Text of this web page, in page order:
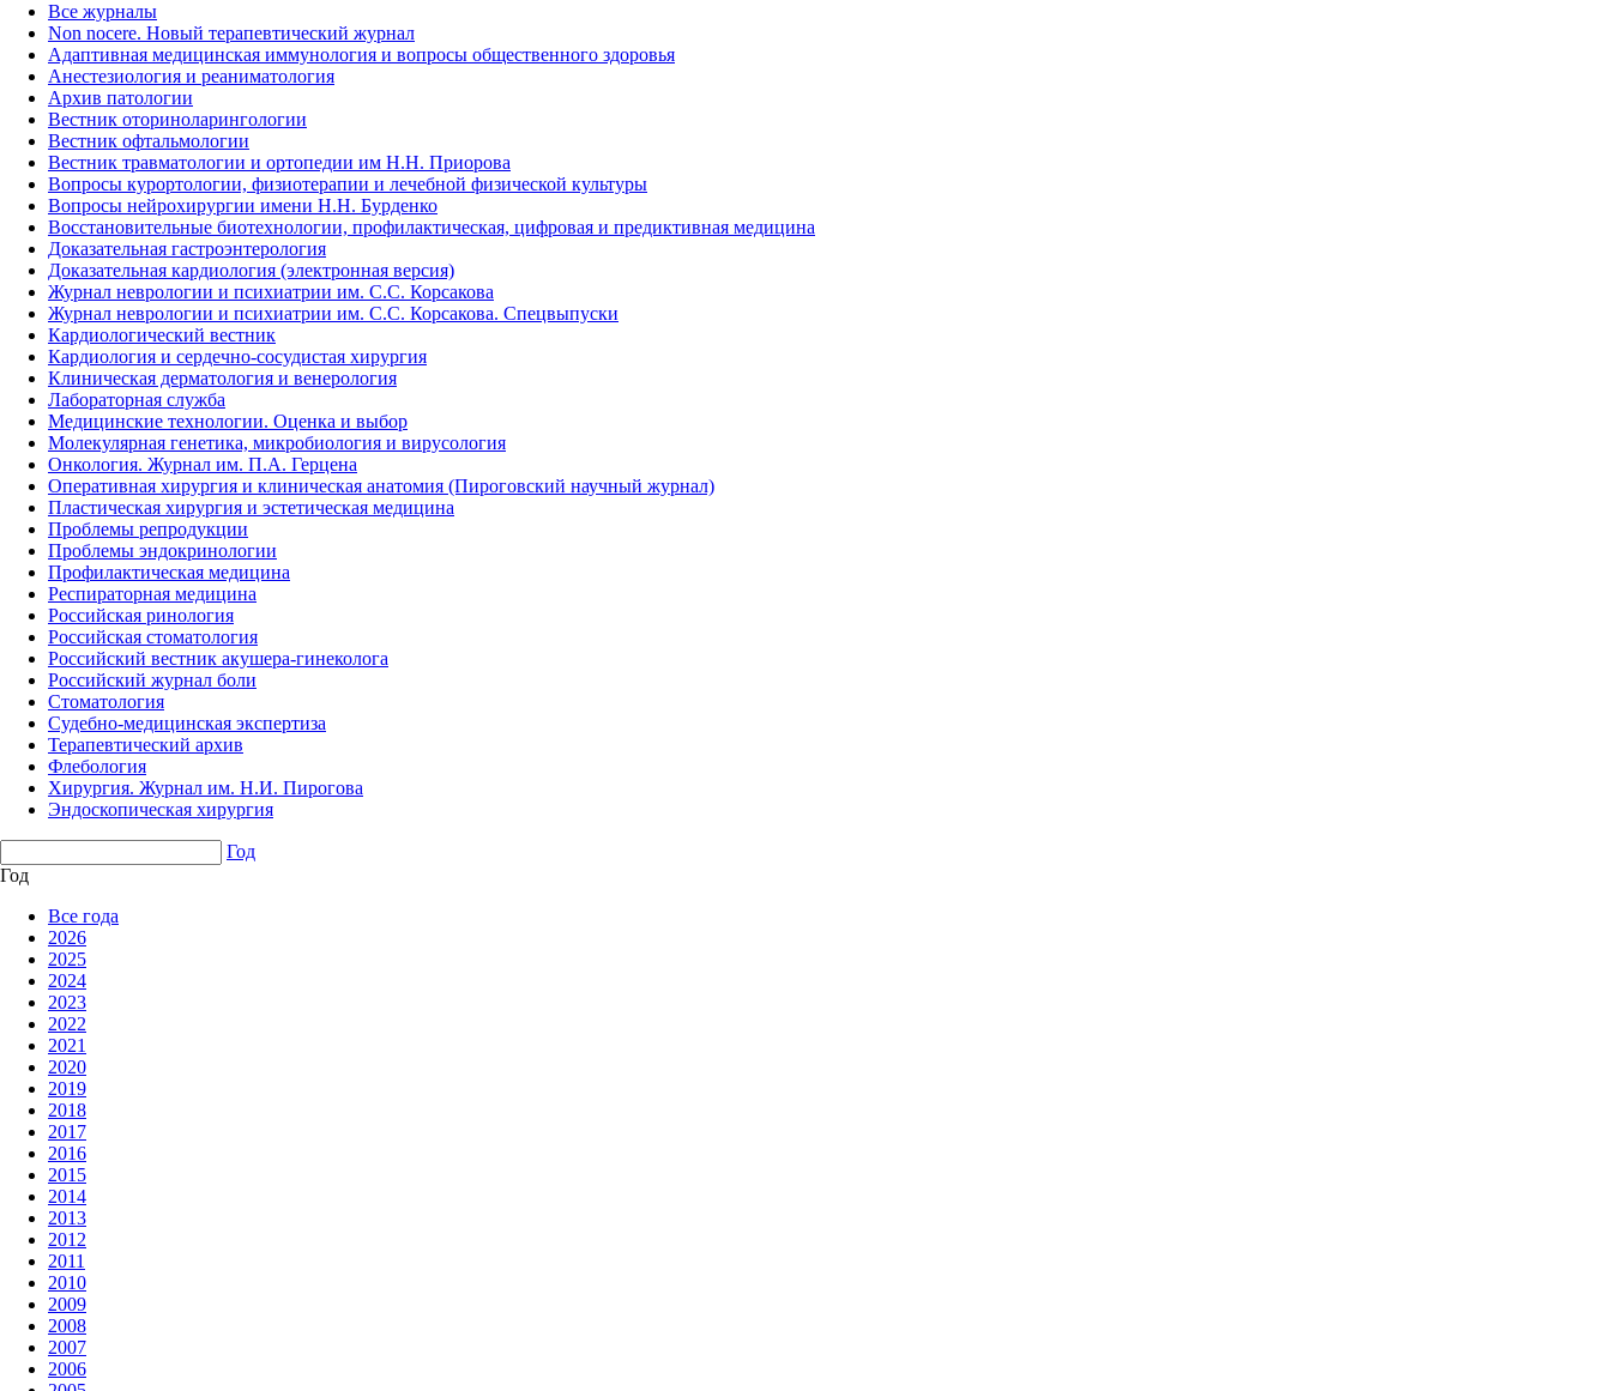
Все журналы
Non nocere. Новый терапевтический журнал
Адаптивная медицинская иммунология и вопросы общественного здоровья
Анестезиология и реаниматология
Архив патологии
Вестник оториноларингологии
Вестник офтальмологии
Вестник травматологии и ортопедии им Н.Н. Приорова
Вопросы курортологии, физиотерапии и лечебной физической культуры
Вопросы нейрохирургии имени Н.Н. Бурденко
Восстановительные биотехнологии, профилактическая, цифровая и предиктивная медицина
Доказательная гастроэнтерология
Доказательная кардиология (электронная версия)
Журнал неврологии и психиатрии им. С.С. Корсакова
Журнал неврологии и психиатрии им. С.С. Корсакова. Спецвыпуски
Кардиологический вестник
Кардиология и сердечно-сосудистая хирургия
Клиническая дерматология и венерология
Лабораторная служба
Медицинские технологии. Оценка и выбор
Молекулярная генетика, микробиология и вирусология
Онкология. Журнал им. П.А. Герцена
Оперативная хирургия и клиническая анатомия (Пироговский научный журнал)
Пластическая хирургия и эстетическая медицина
Проблемы репродукции
Проблемы эндокринологии
Профилактическая медицина
Респираторная медицина
Российская ринология
Российская стоматология
Российский вестник акушера-гинеколога
Российский журнал боли
Стоматология
Судебно-медицинская экспертиза
Терапевтический архив
Флебология
Хирургия. Журнал им. Н.И. Пирогова
Эндоскопическая хирургия
Год
Год
Все года
2026
2025
2024
2023
2022
2021
2020
2019
2018
2017
2016
2015
2014
2013
2012
2011
2010
2009
2008
2007
2006